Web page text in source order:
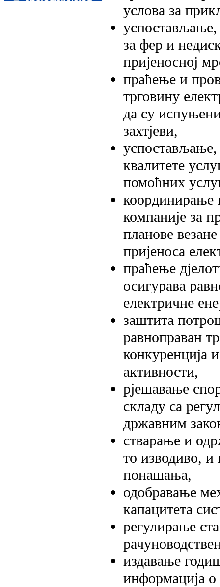
услова за
за фер и
пријеносној
праћење и
трговину
да су
захтјеви,
квалитете
помоћних
координирање
компаније за
планове
пријеноса
праћење
осигурава
електричне
заштита
равноправан
конкуренција
активности,
рјешавање
складу са
државним
стварање и
то изводиво, и
понашања,
одобравање
капацитета
регулирање
издавање
информација